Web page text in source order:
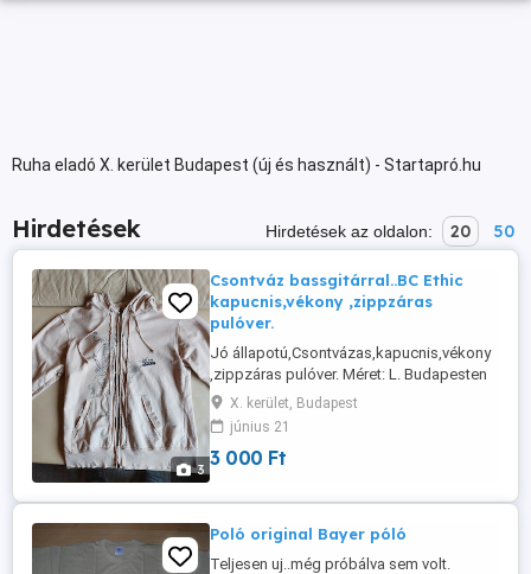
Ruha eladó X. kerület Budapest (új és használt) - Startapró.hu
Hirdetések Hirdetések az oldalon: 20 50
3
Csontváz bassgitárral..BC Ethic
kapucnis,vékony ,zippzáras
pulóver.
Jó állapotú,Csontvázas,kapucnis,vékony
,zippzáras pulóver. Méret: L. Budapesten
átvehető..Vagy GLs
X. kerület, Budapest
június 21
3 000 Ft
Poló original Bayer póló
Teljesen uj..még próbálva sem volt.